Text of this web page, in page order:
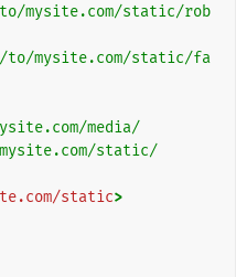
mysite.com/static/rob
to/mysite.com/static/fa
media/
static/
static>